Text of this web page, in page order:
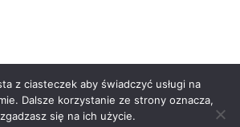
z ciasteczek aby świadczyć usługi na
Dalsze korzystanie ze strony oznacza,
się na ich użycie.